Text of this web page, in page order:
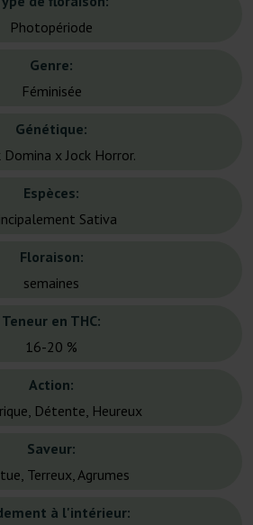
Photopériode
Genre:
Féminisée
Génétique:
Domina x Jock Horror.
Espèces:
Sativa
Floraison:
semaines
Teneur en THC:
16-20 %
Action:
Détente, Heureux
Saveur:
Terreux, Agrumes
à l'intérieur: